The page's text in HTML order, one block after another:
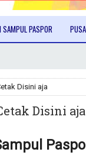
PASPOR
Disini aja
Disini aja